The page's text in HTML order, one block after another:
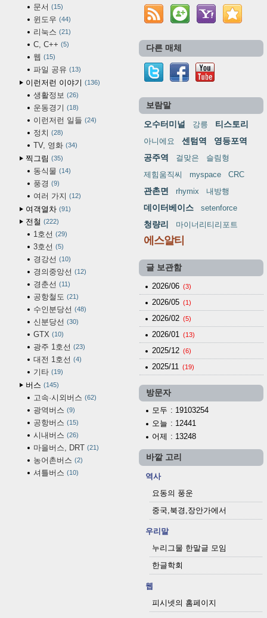
문서 15
윈도우 44
리눅스 21
C, C++ 5
웹 15
파일 공유 13
이런저런 이야기 136
생활정보 26
운동경기 18
이런저런 일들 24
정치 28
TV, 영화 34
찍그림 35
동식물 14
풍경 9
여러 가지 12
여객열차 91
전철 222
1호선 29
3호선 5
경강선 10
경의중앙선 12
경춘선 11
공항철도 21
수인분당선 48
신분당선 30
GTX 10
광주 1호선 23
대전 1호선 4
기타 19
버스 145
고속·시외버스 62
광역버스 9
공항버스 15
시내버스 26
마을버스, DRT 21
농어촌버스 2
셔틀버스 10
다른 매체
보람말
오수터미널 강릉 티스토리
아니에요 센텀역
영등포역
공주역
걸맞은
슬림형
제힘움직씨
myspace CRC
관촌면 rhymix 내방행
데이터베이스 setenforce
청량리 마이너리티리포트
에스알티
글 보관함
2026/06 (3)
2026/05 (1)
2026/02 (5)
2026/01 (13)
2025/12 (6)
2025/11 (19)
방문자
모두 : 19103254
오늘 : 12441
어제 : 13248
바깥 고리
역사
요동의 풍운
중국,북경,장안가에서
우리말
누리그물 한말글 모임
한글학회
웹
피시넷의 홈페이지